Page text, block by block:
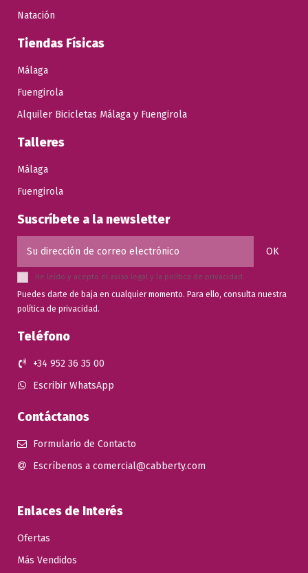
Natación
Tiendas Físicas
Málaga
Fuengirola
Alquiler Bicicletas Málaga y Fuengirola
Talleres
Málaga
Fuengirola
Suscríbete a la newsletter
He leído y acepto el aviso legal y la política de privacidad.
Puedes darte de baja en cualquier momento. Para ello, consulta nuestra
política de privacidad.
Teléfono
+34 952 36 35 00
Escribir WhatsApp
Contáctanos
Formulario de Contacto
Escríbenos a comercial@cabberty.com
Enlaces de Interés
Ofertas
Más Vendidos